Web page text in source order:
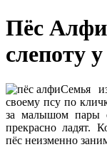
Пёс
слепоту
Семья
своему псу по
за малышом пары
прекрасно ладят.
пёс неизменно